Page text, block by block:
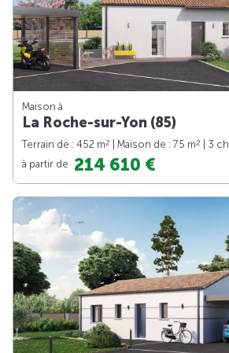
Maison à
La Roche-sur-Yon (85)
Terrain de : 452 m2 | Maison de : 75 m2
| 3 ch.
à partir de 214 610 €